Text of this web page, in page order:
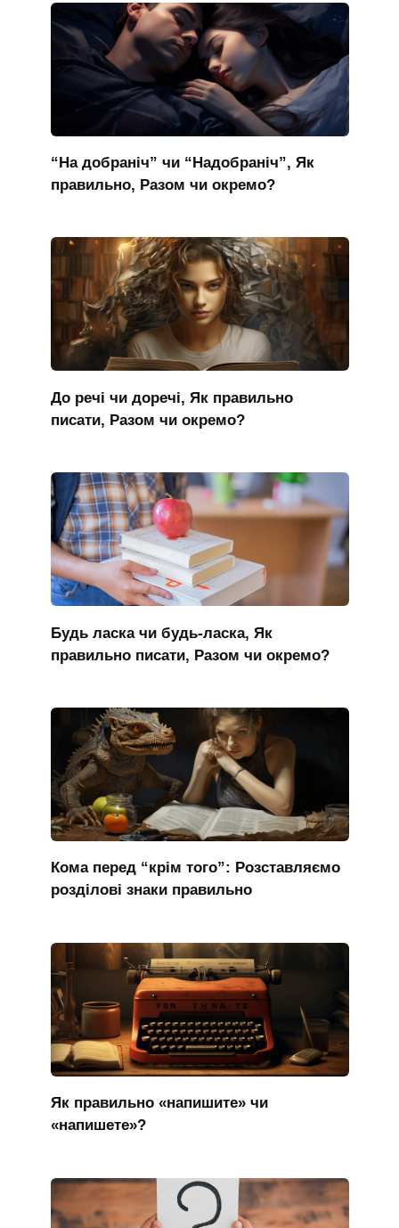
“На добраніч” чи “Надобраніч”, Як
правильно, Разом чи окремо?
До речі чи доречі, Як правильно
писати, Разом чи окремо?
Будь ласка чи будь-ласка, Як
правильно писати, Разом чи окремо?
Кома перед “крім того”: Розставляємо
розділові знаки правильно
Як правильно «напишите» чи
«напишете»?